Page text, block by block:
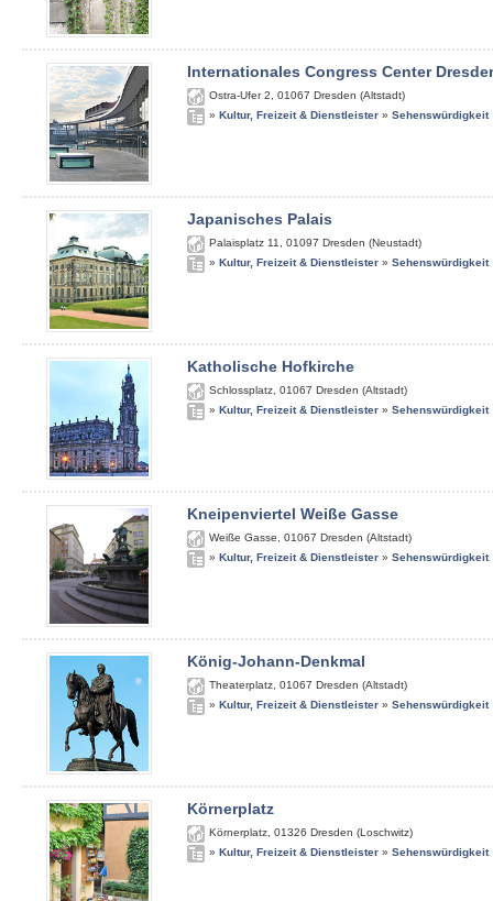
Internationales Congress Center
Ostra-Ufer 2 01067 Dresden (Altstadt)
» Kultur, Freizeit & Dienstleister » Sehenswürdigkeit
Japanisches Palais
Palaisplatz 11 01097 Dresden (Neustadt)
» Kultur, Freizeit & Dienstleister » Sehenswürdigkeit
Katholische Hofkirche
Schlossplatz 01067 Dresden (Altstadt)
» Kultur, Freizeit & Dienstleister » Sehenswürdigkeit
Kneipenviertel Weiße Gasse
Weiße Gasse 01067 Dresden (Altstadt)
» Kultur, Freizeit & Dienstleister » Sehenswürdigkeit
König-Johann-Denkmal
Theaterplatz 01067 Dresden (Altstadt)
» Kultur, Freizeit & Dienstleister » Sehenswürdigkeit
Körnerplatz
Körnerplatz 01326 Dresden (Loschwitz)
» Kultur, Freizeit & Dienstleister » Sehenswürdigkeit